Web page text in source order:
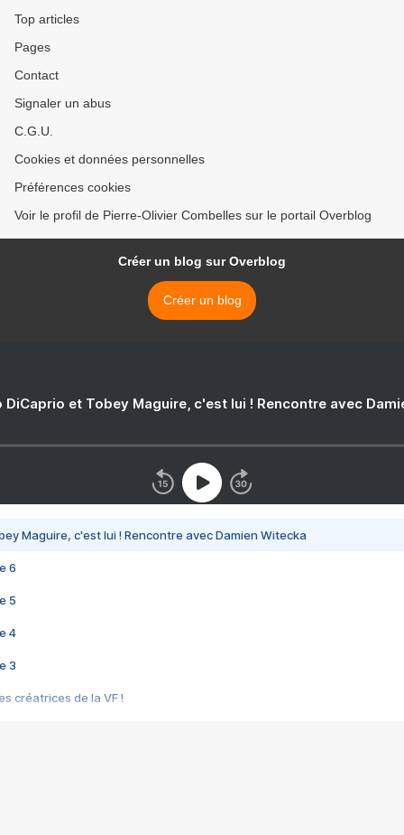
Top articles
Pages
Contact
Signaler un abus
C.G.U.
Cookies et données personnelles
Préférences cookies
Voir le profil de Pierre-Olivier Combelles sur le portail Overblog
Créer un blog sur Overblog
Créer un blog
DiCaprio et Tobey Maguire, c'est lui ! Rencontre avec
Maguire, c'est lui ! Rencontre avec Damien Witecka
6
5
4
3
créatrices de la VF !